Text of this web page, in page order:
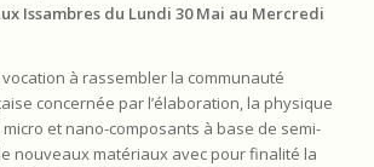
Issambres du Lundi 30 Mai au Mercredi
à rassembler la communauté
concernée par l’élaboration, la physique
micro et nano-composants à base de semi-
nouveaux matériaux avec pour finalité la